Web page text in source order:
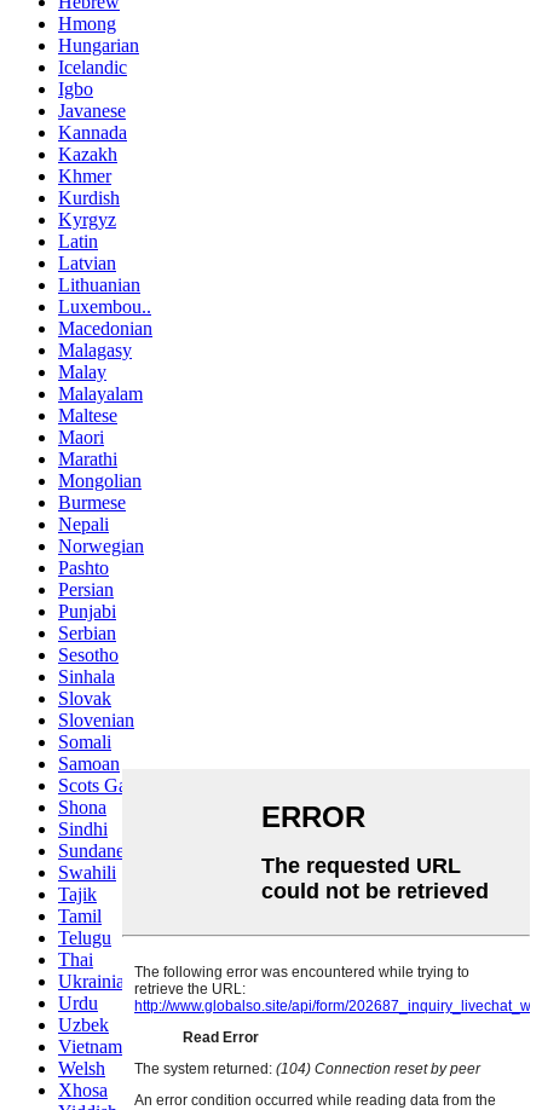
Hmong
Hungarian
Icelandic
Igbo
Javanese
Kannada
Kazakh
Khmer
Kurdish
Kyrgyz
Latin
Latvian
Lithuanian
Luxembou..
Macedonian
Malagasy
Malay
Malayalam
Maltese
Maori
Marathi
Mongolian
Burmese
Nepali
Norwegian
Pashto
Persian
Punjabi
Serbian
Sesotho
Sinhala
Slovak
Slovenian
Somali
Samoan
Scots Gaelic
Shona
Sindhi
Sundanese
Swahili
Tajik
Tamil
Telugu
Thai
Ukrainian
Urdu
Uzbek
Vietnamese
Welsh
Xhosa